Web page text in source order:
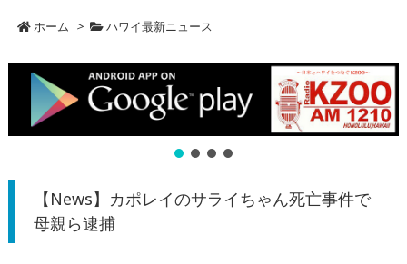
ホーム > ハワイ最新ニュース
【News】カポレイのサライちゃん死亡事件で
母親ら逮捕